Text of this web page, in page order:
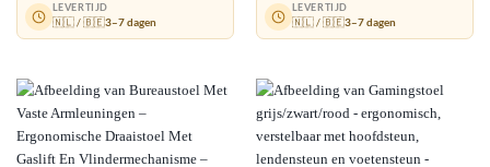
LEVERTIJD
🇳🇱 / 🇧🇪3–7 dagen
LEVERTIJD
🇳🇱 / 🇧🇪3–7 dagen